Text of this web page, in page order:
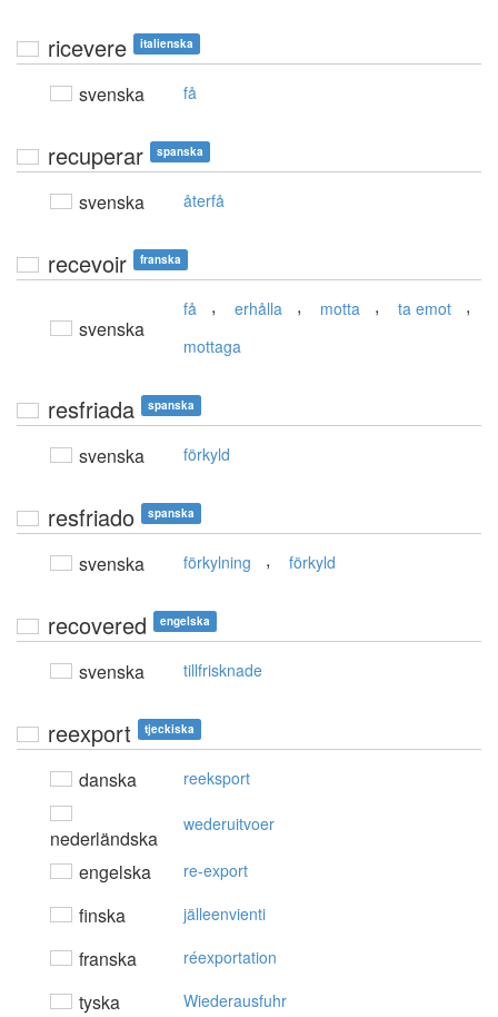
ricevere italienska
svenska få
recuperar spanska
svenska återfå
recevoir franska
svenska
få , erhålla , motta , ta emot ,
mottaga
resfriada spanska
svenska förkyld
resfriado spanska
svenska förkylning , förkyld
recovered engelska
svenska tillfrisknade
reexport tjeckiska
danska reeksport
nederländska
wederuitvoer
engelska re-export
finska jälleenvienti
franska réexportation
tyska Wiederausfuhr